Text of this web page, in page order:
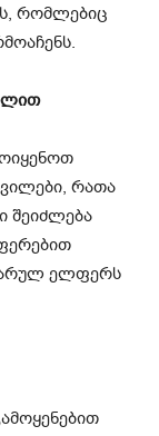
რომლებიც
რათა
შეიძლება
ელფერს